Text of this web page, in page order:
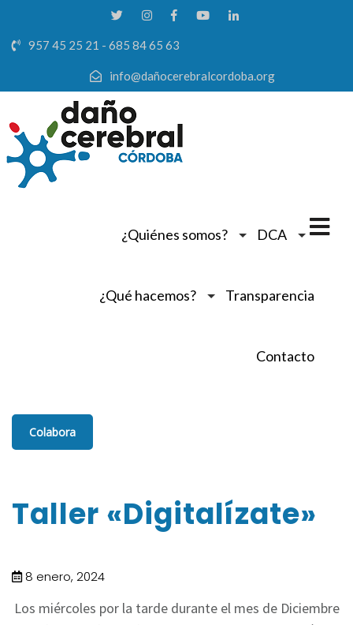
957 45 25 21 - 685 84 65 63
info@dañocerebralcordoba.org
¿Quiénes somos? DCA
¿Qué hacemos? Transparencia
Contacto
Colabora
Taller «Digitalízate»
8 enero, 2024
Los miércoles por la tarde durante el mes de Diciembre